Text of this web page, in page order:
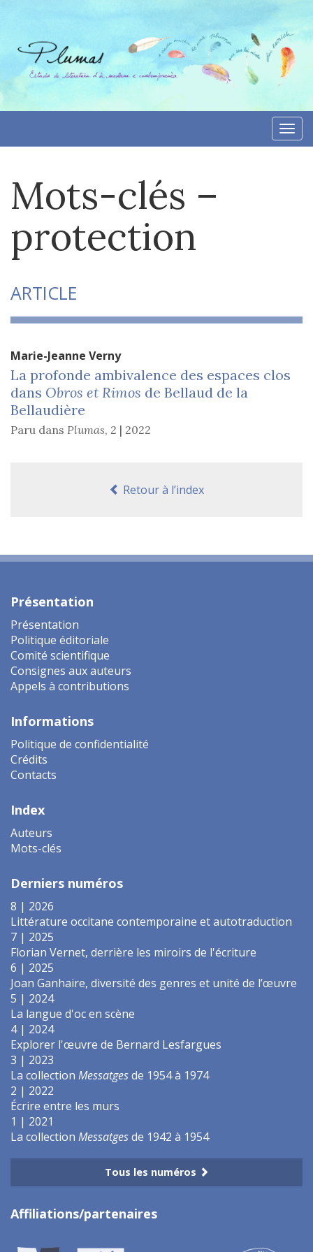
contenu
Mots-clés –
protection
ARTICLE
Marie-Jeanne Verny
La profonde ambivalence des espaces clos
dans Obros et Rimos de Bellaud de la
Bellaudière
Paru dans Plumas, 2 | 2022
Retour à l’index
Présentation
Présentation
Politique éditoriale
Comité scientifique
Consignes aux auteurs
Appels à contributions
Informations
Politique de confidentialité
Crédits
Contacts
Index
Auteurs
Mots-clés
Derniers numéros
8 | 2026
Littérature occitane contemporaine et autotraduction
7 | 2025
Florian Vernet, derrière les miroirs de l'écriture
6 | 2025
Joan Ganhaire, diversité des genres et unité de l’œuvre
5 | 2024
La langue d'oc en scène
4 | 2024
Explorer l'œuvre de Bernard Lesfargues
3 | 2023
La collection Messatgesde 1954 à 1974
2 | 2022
Écrire entre les murs
1 | 2021
La collection Messatgesde 1942 à 1954
Tous les numéros
Affiliations/partenaires